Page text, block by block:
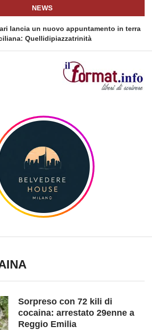
NEWS
lancia un nuovo appuntamento in terra
Quellidipiazzatrinità
Sorpreso con 72 kili di
cocaina: arrestato 29enne a
Reggio Emilia